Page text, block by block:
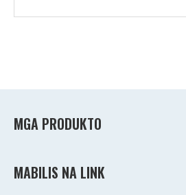
MGA PRODUKTO
MABILIS NA LINK